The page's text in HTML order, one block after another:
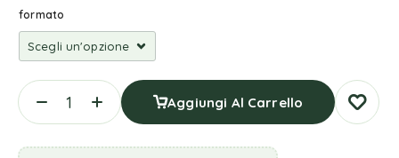
formato
Aggiungi Al Carrello